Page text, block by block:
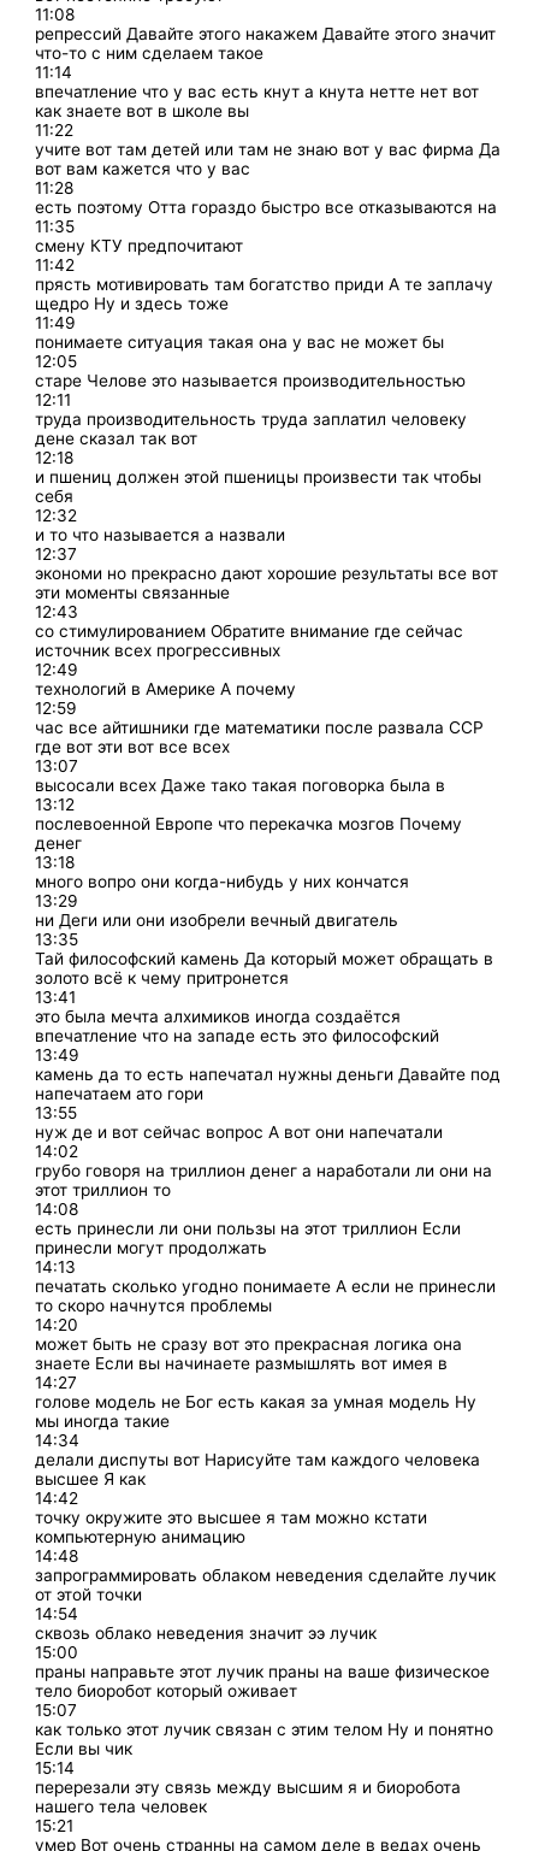
11:08
репрессий Давайте этого накажем Давайте этого значит
что-то с ним сделаем такое
11:14
впечатление что у вас есть кнут а кнута нетте нет вот
как знаете вот в школе вы
11:22
учите вот там детей или там не знаю вот у вас фирма Да
вот вам кажется что у вас
11:28
есть поэтому Отта гораздо быстро все отказываются на
11:35
смену КТУ предпочитают
11:42
прясть мотивировать там богатство приди А те заплачу
щедро Ну и здесь тоже
11:49
понимаете ситуация такая она у вас не может бы
12:05
старе Челове это называется производительностью
12:11
труда производительность труда заплатил человеку
дене сказал так вот
12:18
и пшениц должен этой пшеницы произвести так чтобы
себя
12:32
и то что называется а назвали
12:37
экономи но прекрасно дают хорошие результаты все вот
эти моменты связанные
12:43
со стимулированием Обратите внимание где сейчас
источник всех прогрессивных
12:49
технологий в Америке А почему
12:59
час все айтишники где математики после развала ССР
где вот эти вот все всех
13:07
высосали всех Даже тако такая поговорка была в
13:12
послевоенной Европе что перекачка мозгов Почему
денег
13:18
много вопро они когда-нибудь у них кончатся
13:29
ни Деги или они изобрели вечный двигатель
13:35
Тай философский камень Да который может обращать в
золото всё к чему притронется
13:41
это была мечта алхимиков иногда создаётся
впечатление что на западе есть это философский
13:49
камень да то есть напечатал нужны деньги Давайте под
напечатаем ато гори
13:55
нуж де и вот сейчас вопрос А вот они напечатали
14:02
грубо говоря на триллион денег а наработали ли они на
этот триллион то
14:08
есть принесли ли они пользы на этот триллион Если
принесли могут продолжать
14:13
печатать сколько угодно понимаете А если не принесли
то скоро начнутся проблемы
14:20
может быть не сразу вот это прекрасная логика она
знаете Если вы начинаете размышлять вот имея в
14:27
голове модель не Бог есть какая за умная модель Ну
мы иногда такие
14:34
делали диспуты вот Нарисуйте там каждого человека
высшее Я как
14:42
точку окружите это высшее я там можно кстати
компьютерную анимацию
14:48
запрограммировать облаком неведения сделайте лучик
от этой точки
14:54
сквозь облако неведения значит ээ лучик
15:00
праны направьте этот лучик праны на ваше физическое
тело биоробот который оживает
15:07
как только этот лучик связан с этим телом Ну и понятно
Если вы чик
15:14
перерезали эту связь между высшим я и биоробота
нашего тела человек
15:21
умер Вот очень странны на самом деле в ведах очень